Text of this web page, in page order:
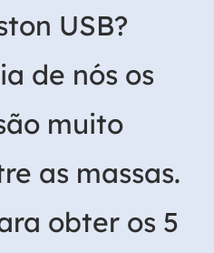
USB?
de nós os
muito
as massas.
obter os 5